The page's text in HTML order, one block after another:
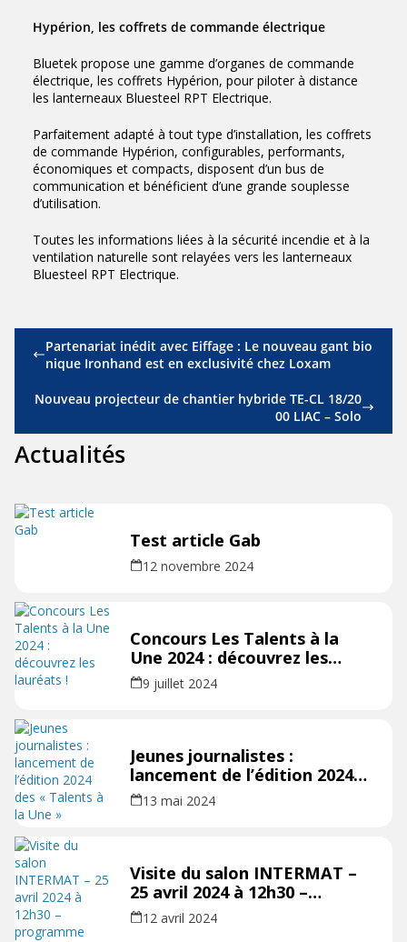
Hypérion, les coffrets de commande électrique
Bluetek propose une gamme d’organes de commande
électrique, les coffrets Hypérion, pour piloter à distance
les lanterneaux Bluesteel RPT Electrique.
Parfaitement adapté à tout type d’installation, les coffrets
de commande Hypérion, configurables, performants,
économiques et compacts, disposent d’un bus de
communication et bénéficient d’une grande souplesse
d’utilisation.
Toutes les informations liées à la sécurité incendie et à la
ventilation naturelle sont relayées vers les lanterneaux
Bluesteel RPT Electrique.
Partenariat inédit avec Eiffage : Le nouveau gant bio
nique Ironhand est en exclusivité chez Loxam
Nouveau projecteur de chantier hybride TE-CL 18/20
00 LIAC – Solo
Actualités
Test article Gab
12 novembre 2024
Concours Les Talents à la
Une 2024 : découvrez les
lauréats !
9 juillet 2024
Jeunes journalistes :
lancement de l’édition 2024
des « Talents à la Une »
13 mai 2024
Visite du salon INTERMAT –
25 avril 2024 à 12h30 –
programme complet à
découvrir
12 avril 2024